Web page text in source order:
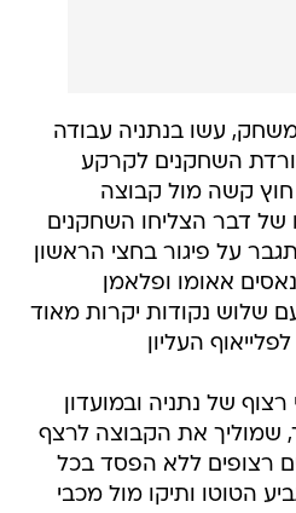
עשו בנתניה עבודה
השחקנים לקרקע
קשה מול קבוצה
של דבר הצליחו השחקנים
על פיגור בחצי הראשון
נאסים אאומו ופלאמן
שלוש נקודות יקרות מאוד
העליון
רצוף של נתניה ובמועדון
שמוליך את הקבוצה לרצף
11 משחקים רצופים ללא הפסד בכל
הטוטו ותיקו מול מכבי